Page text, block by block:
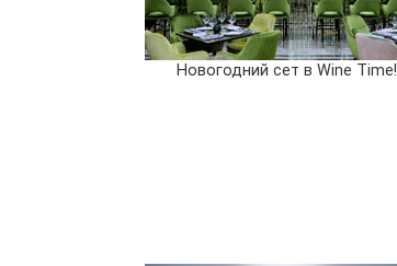
Новогодний сет в Wine Time!